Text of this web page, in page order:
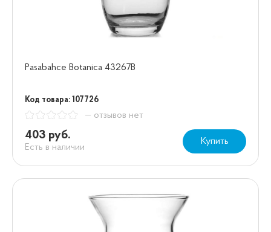
Pasabahce Botanica 43267В
Код товара: 107726
— отзывов нет
403 руб.
Есть в наличии
Купить